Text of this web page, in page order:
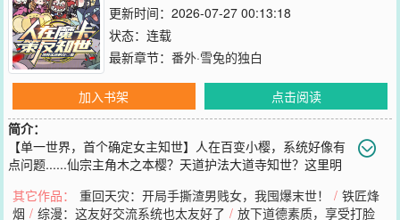
更新时间：2026-07-27 00:13:18
状态：连载
最新章节： 番外·雪兔的独白
加入书架
点击阅读
简介：
【单一世界，首个确定女主知世】人在百变小樱，系统好像有
点问题......仙宗主角木之本樱？天道护法大道寺知世？这里明
能怎么办呢？先报道成为外门弟子，解锁宗门地图再说吧！等等，这
其它作品： 重回天灾：开局手撕渣男贱女，我囤爆末世！ / 铁匠烽
烟 / 综漫：这友好交流系统也太友好了 / 放下道德素质，享受打脸